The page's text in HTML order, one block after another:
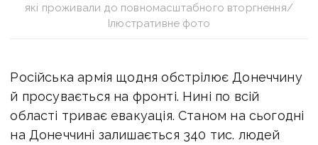
які проживали до повномасштабного вторгнення/
Ілюстративне фото
Російська армія щодня обстрілює Донеччину
й просувається на фронті. Нині по всій
області триває евакуація. Станом на сьогодні
на Донеччині залишається 340 тис. людей